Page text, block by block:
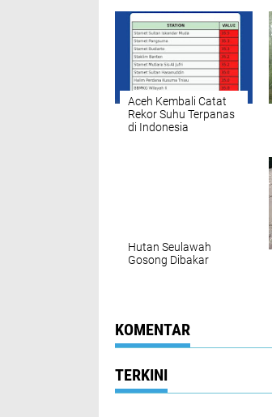
Aceh Kembali Catat
Rekor Suhu Terpanas
di Indonesia
Hutan Seulawah
Gosong Dibakar
KOMENTAR
TERKINI